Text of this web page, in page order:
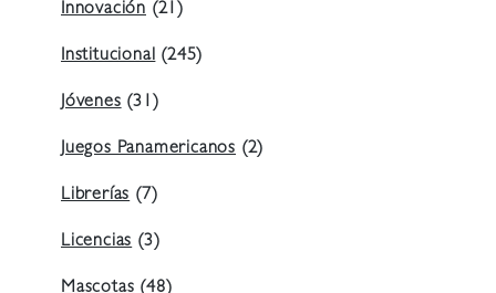
Innovación (21)
Institucional(245)
Jóvenes(31)
Juegos Panamericanos (2)
Librerías(7)
Licencias(3)
Mascotas(48)